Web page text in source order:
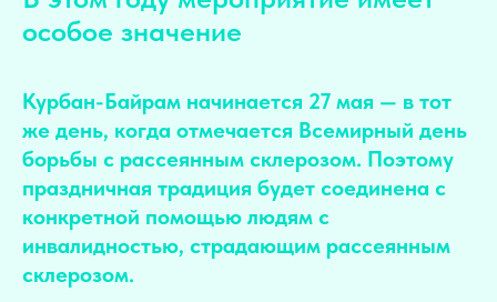
особое значение
Курбан-Байрам начинается 27 мая — в тот
же день, когда отмечается Всемирный день
борьбы с рассеянным склерозом. Поэтому
праздничная традиция будет соединена с
конкретной помощью людям с
инвалидностью, страдающим рассеянным
склерозом.